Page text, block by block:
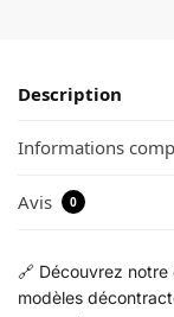
Description
Informations
Avis 0
🔗 Découvrez
modèles